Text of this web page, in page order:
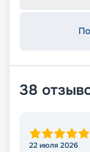
38
22 июля 2026